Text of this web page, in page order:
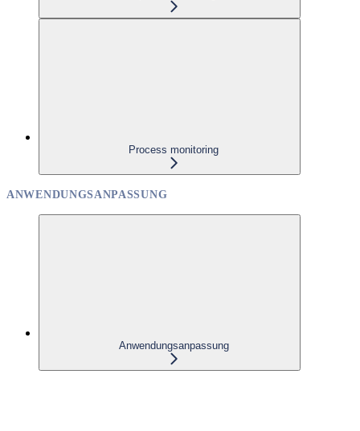
Process monitoring
ANWENDUNGSANPASSUNG
Anwendungsanpassung